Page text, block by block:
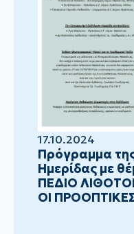
17.10.2024
Πρόγραμμα
Ημερίδας με
ΠΕΔΙΟ
ΟΙ